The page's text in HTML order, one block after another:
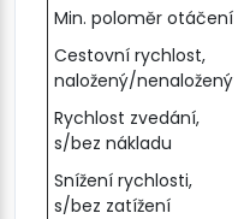
Min. poloměr otáčení
Cestovní rychlost,
naložený/nenaložený
Rychlost zvedání,
s/bez nákladu
Snížení rychlosti,
s/bez zatížení